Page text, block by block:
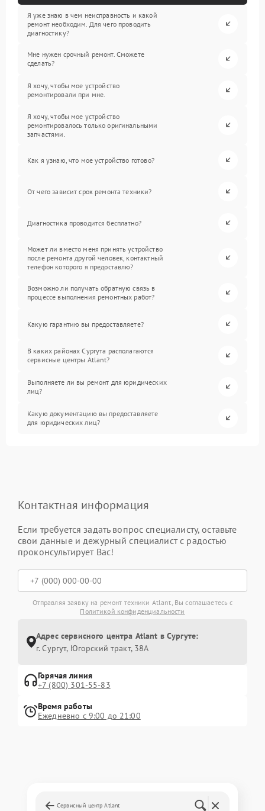
Я уже знаю в чем неисправность и какой
ремонт необходим. Для чего проводить
диагностику?
Мне нужен срочный ремонт. Сможете
сделать?
Я хочу, чтобы мое устройство
ремонтировали при мне.
Я хочу, чтобы мое устройство
ремонтировалось только оригинальными
запчастями.
Как я узнаю, что мое устройство готово?
От чего зависит срок ремонта техники?
Диагностика проводится бесплатно?
Может ли вместо меня принять устройство
после ремонта другой человек, контактный
телефон которого я предоставлю?
Возможно ли получать обратную связь в
процессе выполнения ремонтных работ?
Какую гарантию вы предоставляете?
В каких районах Сургута располагаются
сервисные центры Atlant?
Выполняете ли вы ремонт для юридических
лиц?
Какую документацию вы предоставляете
для юридических лиц?
Контактная информация
Если требуется задать вопрос специалисту, оставьте
свои данные и дежурный специалист с радостью
проконсультирует Вас!
Отправляя заявку на ремонт техники Atlant, Вы соглашаетесь с
Политикой конфиденциальности
Адрес сервисного центра Atlant в Сургуте:
г. Сургут, Югорский тракт, 38А
Горячая линия
+7 (800) 301-55-83
Время работы
Ежедневно с 9:00 до 21:00
Сервисный центр Atlant